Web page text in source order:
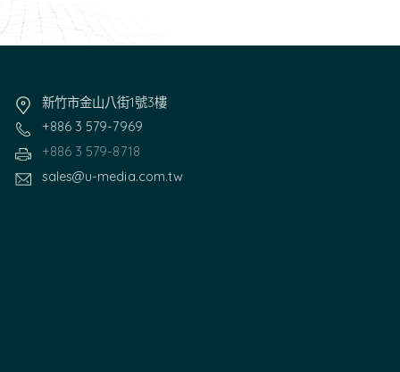
新竹市金山八街1號3樓
+886 3 579-7969
+886 3 579-8718
sales@u-media.com.tw